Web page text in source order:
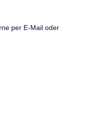
per E-Mail oder